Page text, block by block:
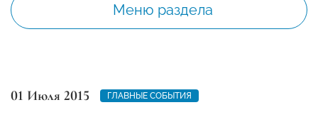
Меню раздела
01 Июля 2015 ГЛАВНЫЕ СОБЫТИЯ